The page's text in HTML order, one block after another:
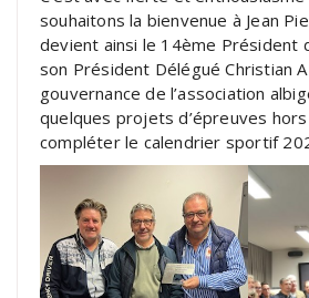
souhaitons la bienvenue à Jean
devient ainsi le 14ème Président
son Président Délégué Christian
gouvernance de l’association
quelques projets d’épreuves
compléter le calendrier sportif